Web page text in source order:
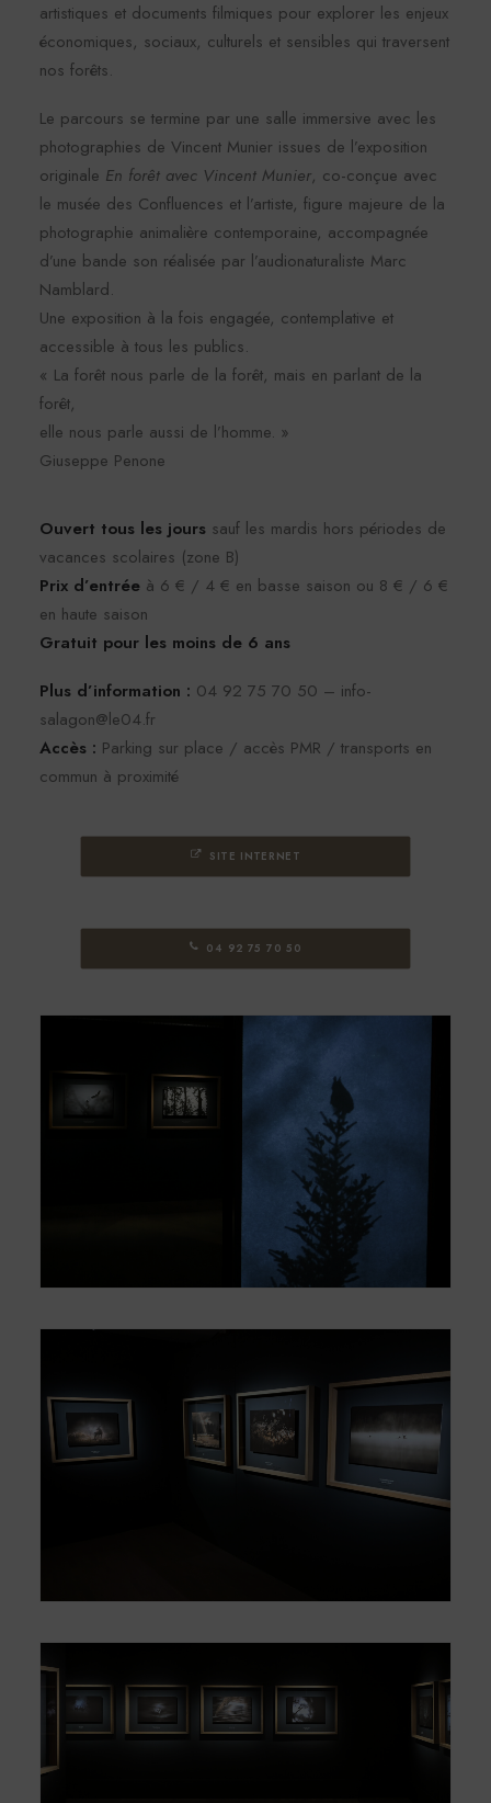
artistiques et documents filmiques pour explorer les enjeux
économiques, sociaux, culturels et sensibles qui traversent
nos forêts.
Le parcours se termine par une salle immersive avec les
photographies de Vincent Munier issues de l’exposition
originale En forêt avec Vincent Munier, co-conçue avec
le musée des Confluences et l’artiste, figure majeure de la
photographie animalière contemporaine, accompagnée
d’une bande son réalisée par l’audionaturaliste Marc
Namblard.
Une exposition à la fois engagée, contemplative et
accessible à tous les publics.
« La forêt nous parle de la forêt, mais en parlant de la
forêt,
elle nous parle aussi de l’homme. »
Giuseppe Penone
Ouvert tous les jours sauf les mardis hors périodes de
vacances scolaires (zone B)
Prix d’entrée à 6 € / 4 € en basse saison ou 8 € / 6 €
en haute saison
Gratuit pour les moins de 6 ans
Plus d’information : 04 92 75 70 50 – info-
salagon@le04.fr
Accès : Parking sur place / accès PMR / transports en
commun à proximité
SITE INTERNET
04 92 75 70 50